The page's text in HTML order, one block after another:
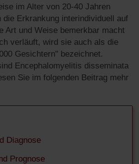
im Alter von 20-40 Jahren
Erkrankung interindividuell auf
Art und Weise bemerkbar macht
verläuft, wird sie auch als die
Gesichtern" bezeichnet.
Encephalomyelitis disseminata
Sie im folgenden Beitrag mehr
Diagnose
Prognose